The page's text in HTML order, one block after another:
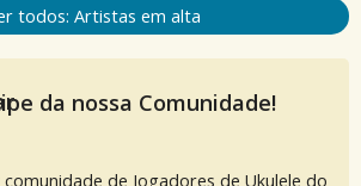
todos: Artistas em alta
da nossa Comunidade!
de Jogadores de Ukulele do